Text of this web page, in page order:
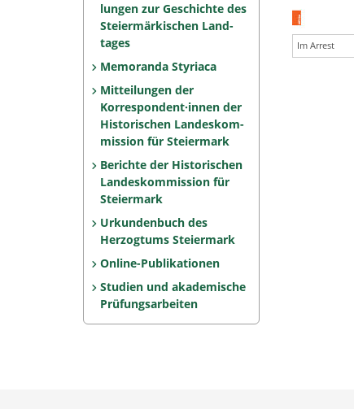
lungen zur Geschichte des
Steiermärkischen Land­
tages
Memoranda Styriaca
Mitteilungen der
Korrespon­dent·innen der
Histo­rischen Landeskom­
mis­sion für Steiermark
Berichte der Historischen
Landeskommission für
Steiermark
Urkundenbuch des
Herzogtums Steiermark
Online-Publikationen
Studien und akademische
Prüfungs­arbeiten
Im Arrest